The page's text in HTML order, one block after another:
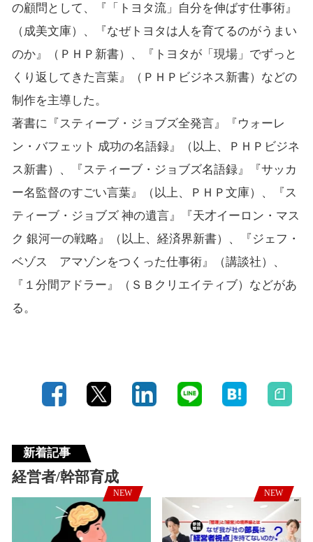
の顧問として、『「トヨタ流」自分を伸ばす仕事術』
（成美文庫）、『なぜトヨタは人を育てるのがうまい
のか』（ＰＨＰ新書）、『トヨタが「現場」でずっと
くり返してきた言葉』（ＰＨＰビジネス新書）などの
制作を主導した。
著書に『スティーブ・ジョブズ全発言』『ウォーレ
ン・バフェット 成功の名語録』（以上、ＰＨＰビジネ
ス新書）、『スティーブ・ジョブズ名語録』『サッカ
ー名監督のすごい言葉』（以上、ＰＨＰ文庫）、『ス
ティーブ・ジョブズ 神の遺言』『天才イーロン・マス
ク 銀河一の戦略』（以上、経済界新書）、『ジェフ・
ベゾス アマゾンをつくった仕事術』（講談社）、
『１分間アドラー』（ＳＢクリエイティブ）などがあ
る。
新着記事
経営者/幹部育成
NEW NEW